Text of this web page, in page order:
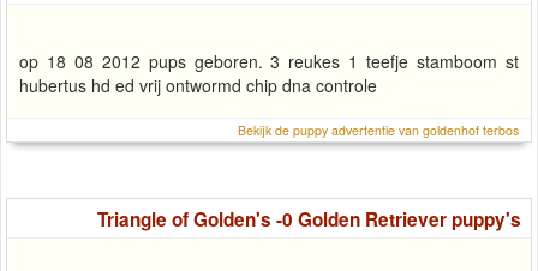
op 18 08 2012 pups geboren. 3 reukes 1 teefje stamboom st
hubertus hd ed vrij ontwormd chip dna controle
Bekijk de puppy advertentie van goldenhof terbos
Triangle of Golden's -0 Golden Retriever puppy's